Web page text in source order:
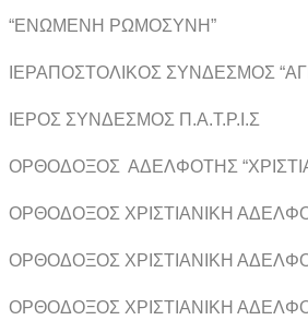
“ΕΝΩΜΕΝΗ ΡΩΜΟΣΥΝΗ”
ΙΕΡΑΠΟΣΤΟΛΙΚΟΣ ΣΥΝΔΕΣΜΟΣ
ΙΕΡΟΣ ΣΥΝΔΕΣΜΟΣ Π.Α.Τ.Ρ.Ι.Σ
ΟΡΘΟΔΟΞΟΣ ΑΔΕΛΦΟΤΗΣ
ΟΡΘΟΔΟΞΟΣ ΧΡΙΣΤΙΑΝΙΚΗ
ΟΡΘΟΔΟΞΟΣ ΧΡΙΣΤΙΑΝΙΚΗ
ΟΡΘΟΔΟΞΟΣ ΧΡΙΣΤΙΑΝΙΚΗ